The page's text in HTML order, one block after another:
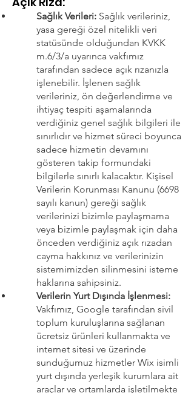
Sağlık Verileri: Sağlık verileriniz,
yasa gereği özel nitelikli veri
statüsünde olduğundan KVKK
m.6/3/a uyarınca vakfımız
tarafından sadece açık rızanızla
işlenebilir. İşlenen sağlık
verileriniz, ön değerlendirme ve
ihtiyaç tespiti aşamalarında
verdiğiniz genel sağlık bilgileri ile
sınırlıdır ve hizmet süreci boyunca
sadece hizmetin devamını
gösteren takip formundaki
bilgilerle sınırlı kalacaktır. Kişisel
Verilerin Korunması Kanunu (6698
sayılı kanun) gereği sağlık
verilerinizi bizimle paylaşmama
veya bizimle paylaşmak için daha
önceden verdiğiniz açık rızadan
cayma hakkınız ve verilerinizin
sistemimizden silinmesini isteme
haklarına sahipsiniz.
Verilerin Yurt Dışında İşlenmesi:
Vakfımız, Google tarafından sivil
toplum kuruluşlarına sağlanan
ücretsiz ürünleri kullanmakta ve
internet sitesi ve üzerinde
sunduğumuz hizmetler Wix isimli
yurt dışında yerleşik kurumlara ait
araçlar ve ortamlarda işletilmekte